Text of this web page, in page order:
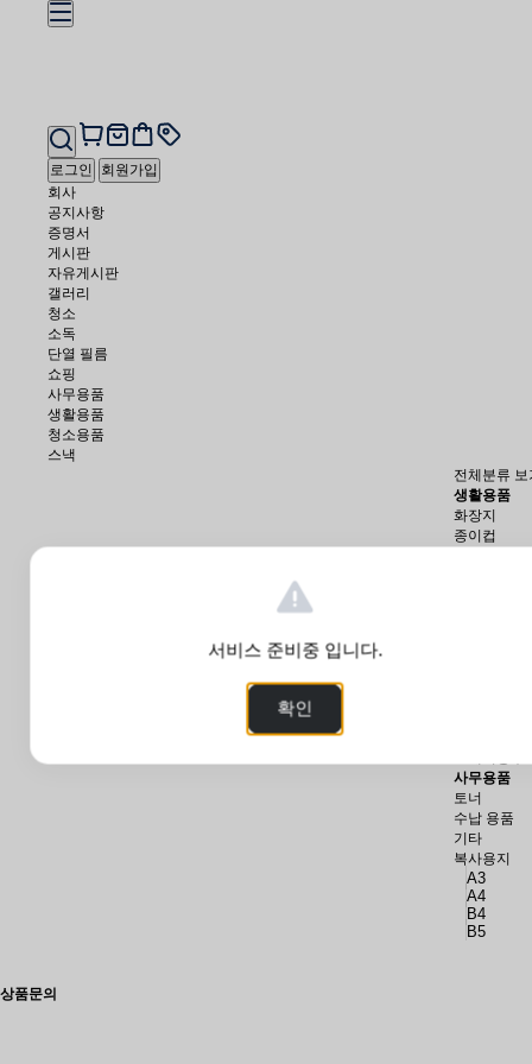
로그인
회원가입
회사
공지사항
증명서
게시판
자유게시판
갤러리
청소
소독
단열 필름
쇼핑
사무용품
생활용품
청소용품
스낵
전체분류 보
생활용품
화장지
종이컵
사무용품
토너
수납 용품
기타
복사용지
A3
A4
B4
B5
상품문의
서비스 준비중 입니다.
확인